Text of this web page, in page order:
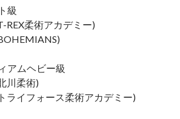
級
柔術アカデミー)
アムヘビー級
柔術)
イフォース柔術アカデミー)